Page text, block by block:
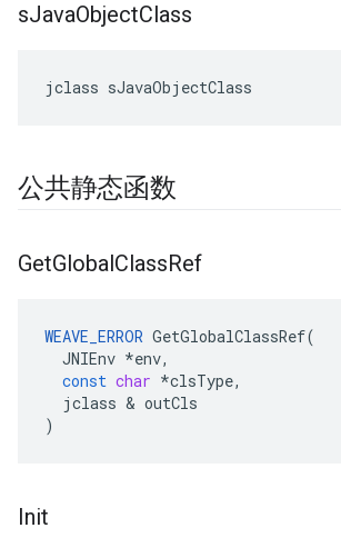
sJavaObjectClass
jclass sJavaObjectClass
公共静态函数
GetGlobalClassRef
WEAVE_ERROR GetGlobalClassRef(
JNIEnv *env,
const char *clsType,
jclass & outCls
)
Init